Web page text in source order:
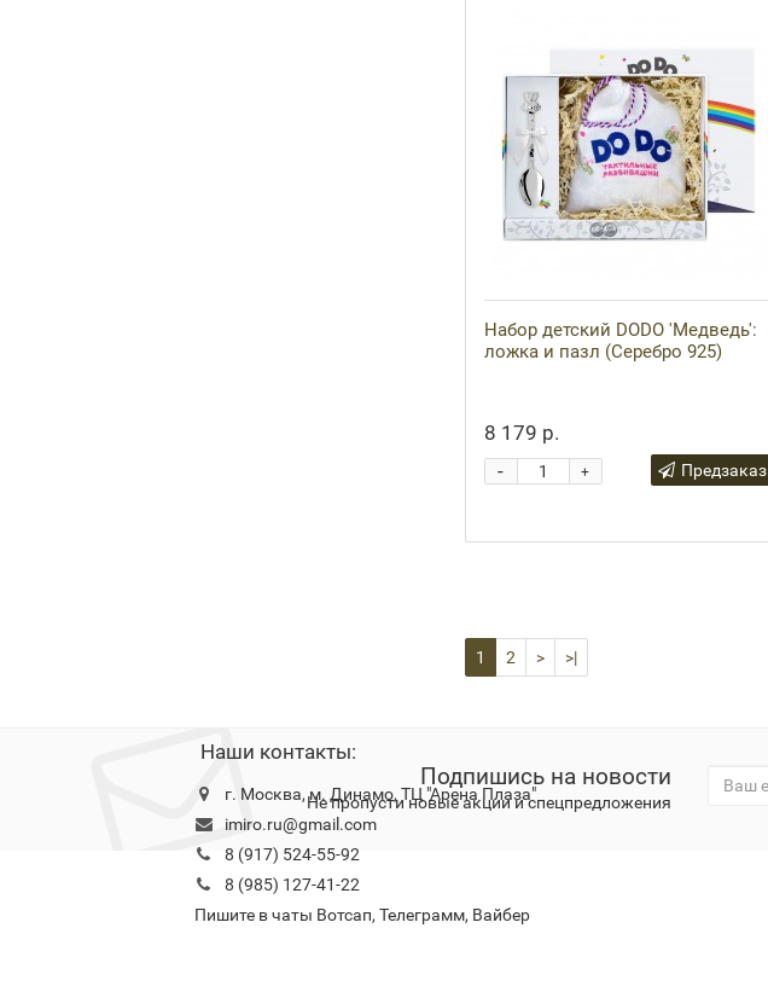
Набор детский DODO 'Медведь':
ложка и пазл (Серебро 925)
8 179 р.
+
- Предзаказ
1 2 > >|
Наши контакты:
г. Москва, м. Динамо, ТЦ "Арена Плаза"
imiro.ru@gmail.com
8 (917) 524-55-92
8 (985) 127-41-22
Пишите в чаты Вотсап, Телеграмм, Вайбер
Подпишись на новости
Не пропусти новые акции и спецпредложения
Конфидециальность О нас Оплата